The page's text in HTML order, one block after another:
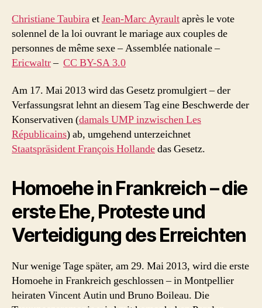
Christiane TaubiraetJean-Marc Ayraultaprès le vote
solennel de la loi ouvrant le mariage aux couples de
personnes de même sexe – Assemblée nationale –
Ericwaltr– CC BY-SA 3.0
Am 17. Mai 2013 wird das Gesetz promulgiert – der
Verfassungsrat lehnt an diesem Tag eine Beschwerde der
Konservativen (damals UMP inzwischen Les
Républicains) ab, umgehend unterzeichnet
Staatspräsident François Hollandedas Gesetz.
Homoehe in Frankreich – die
erste Ehe, Proteste und
Verteidigung des Erreichten
Nur wenige Tage später, am 29. Mai 2013, wird die erste
Homoehe in Frankreich geschlossen – in Montpellier
heiraten Vincent Autin und Bruno Boileau. Die